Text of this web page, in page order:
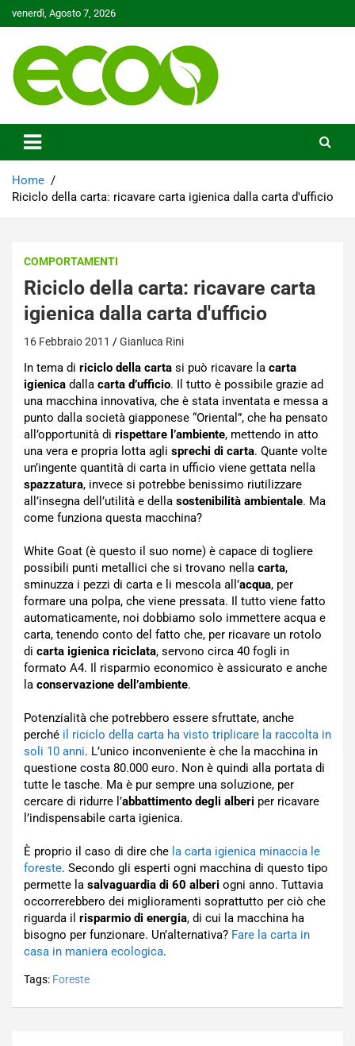
to
venerdì, Agosto 7, 2026
Ecoo.it
Home
Riciclo della carta: ricavare carta igienica dalla carta d'ufficio
COMPORTAMENTI
Riciclo della carta: ricavare carta
igienica dalla carta d'ufficio
16 Febbraio 2011 Gianluca Rini
In tema di riciclo della carta si può ricavare la carta
igienica dalla carta d’ufficio. Il tutto è possibile grazie ad
una macchina innovativa, che è stata inventata e messa a
punto dalla società giapponese “Oriental”, che ha pensato
all’opportunità di rispettare l’ambiente, mettendo in atto
una vera e propria lotta agli sprechi di carta. Quante volte
un’ingente quantità di carta in ufficio viene gettata nella
spazzatura, invece si potrebbe benissimo riutilizzare
all’insegna dell’utilità e della sostenibilità ambientale. Ma
come funziona questa macchina?
White Goat (è questo il suo nome) è capace di togliere
possibili punti metallici che si trovano nella carta,
sminuzza i pezzi di carta e li mescola all’acqua, per
formare una polpa, che viene pressata. Il tutto viene fatto
automaticamente, noi dobbiamo solo immettere acqua e
carta, tenendo conto del fatto che, per ricavare un rotolo
di carta igienica riciclata, servono circa 40 fogli in
formato A4. Il risparmio economico è assicurato e anche
la conservazione dell’ambiente.
Potenzialità che potrebbero essere sfruttate, anche
perché il riciclo della carta ha visto triplicare la raccolta in
soli 10 anni. L’unico inconveniente è che la macchina in
questione costa 80.000 euro. Non è quindi alla portata di
tutte le tasche. Ma è pur sempre una soluzione, per
cercare di ridurre l’abbattimento degli alberi per ricavare
l’indispensabile carta igienica.
È proprio il caso di dire che la carta igienica minaccia le
foreste. Secondo gli esperti ogni macchina di questo tipo
permette la salvaguardia di 60 alberi ogni anno. Tuttavia
occorrerebbero dei miglioramenti soprattutto per ciò che
riguarda il risparmio di energia, di cui la macchina ha
bisogno per funzionare. Un’alternativa? Fare la carta in
casa in maniera ecologica.
Tags: Foreste